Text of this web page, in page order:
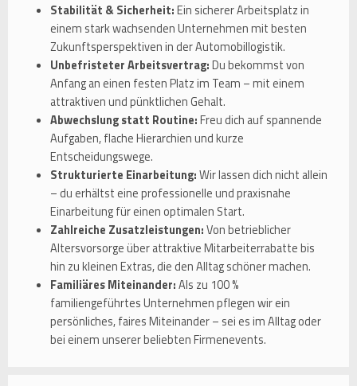
Stabilität & Sicherheit:Ein sicherer Arbeitsplatz in
einem stark wachsenden Unternehmen mit besten
Zukunftsperspektiven in der Automobillogistik.
Unbefristeter Arbeitsvertrag:Du bekommst von
Anfang an einen festen Platz im Team – mit einem
attraktiven und pünktlichen Gehalt.
Abwechslung statt Routine:Freu dich auf spannende
Aufgaben, flache Hierarchien und kurze
Entscheidungswege.
Strukturierte Einarbeitung:Wir lassen dich nicht allein
– du erhältst eine professionelle und praxisnahe
Einarbeitung für einen optimalen Start.
Zahlreiche Zusatzleistungen:Von betrieblicher
Altersvorsorge über attraktive Mitarbeiterrabatte bis
hin zu kleinen Extras, die den Alltag schöner machen.
Familiäres Miteinander:Als zu 100 %
familiengeführtes Unternehmen pflegen wir ein
persönliches, faires Miteinander – sei es im Alltag oder
bei einem unserer beliebten Firmenevents.